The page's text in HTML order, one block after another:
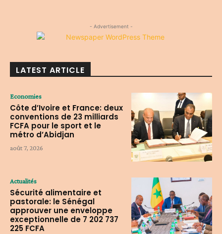
- Advertisement -
LATEST ARTICLE
Economies
Côte d’Ivoire et France: deux
conventions de 23 milliards
FCFA pour le sport et le
métro d’Abidjan
août 7, 2026
Actualités
Sécurité alimentaire et
pastorale: le Sénégal
approuver une enveloppe
exceptionnelle de 7 202 737
225 FCFA